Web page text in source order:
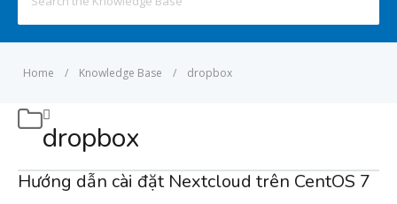
for:
Home / Knowledge Base / dropbox
dropbox
Hướng dẫn cài đặt Nextcloud trên CentOS 7